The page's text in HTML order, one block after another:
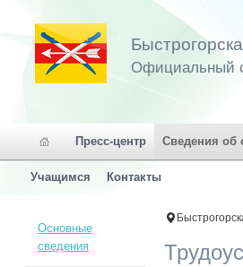
Официальный
Пресс-центр Сведения об
Учащимся Контакты
Основные
сведения